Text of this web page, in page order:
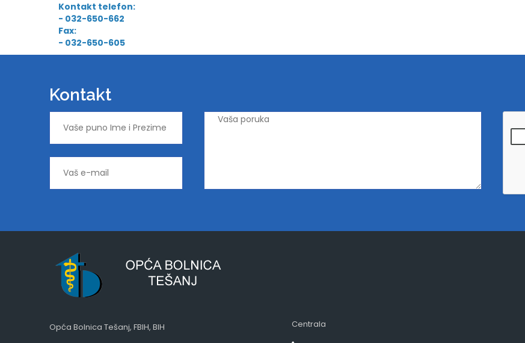
Kontakt telefon:
- 032-650-662
Fax:
- 032-650-605
Kontakt
Opća Bolnica Tešanj, FBIH, BIH
Centrala